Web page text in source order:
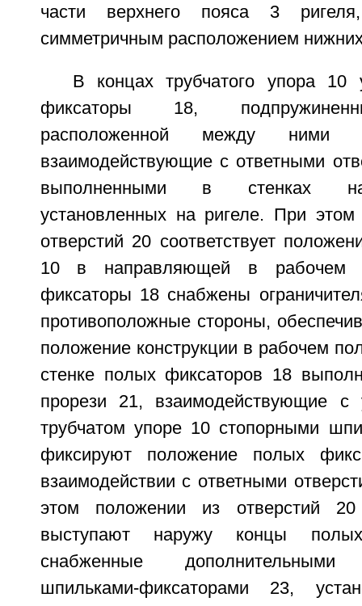
части верхнего пояса 3
симметричным расположением
В концах трубчатого упора 10
фиксаторы 18,
расположенной между
взаимодействующие с ответными
выполненными в стенках
установленных на ригеле. При этом
отверстий 20 соответствует
10 в направляющей в рабочем
фиксаторы 18 снабжены
противоположные стороны,
положение конструкции в рабочем
стенке полых фиксаторов 18
прорези 21, взаимодействующие с
трубчатом упоре 10 стопорными
фиксируют положение полых
взаимодействии с ответными
этом положении из отверстий
выступают наружу концы
снабженные дополнительными
шпильками-фиксаторами 23,